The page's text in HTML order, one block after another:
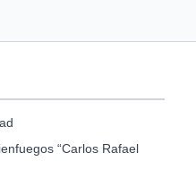
“Carlos Rafael